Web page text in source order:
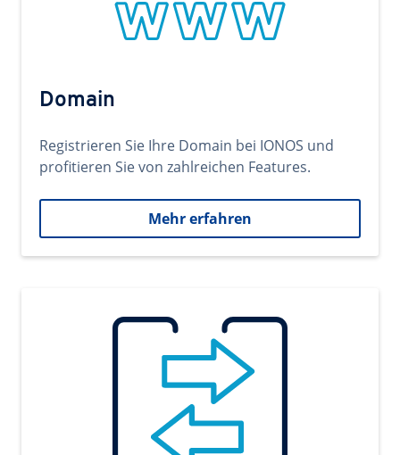
Domain
Registrieren Sie Ihre Domain bei IONOS und
profitieren Sie von zahlreichen Features.
Mehr erfahren